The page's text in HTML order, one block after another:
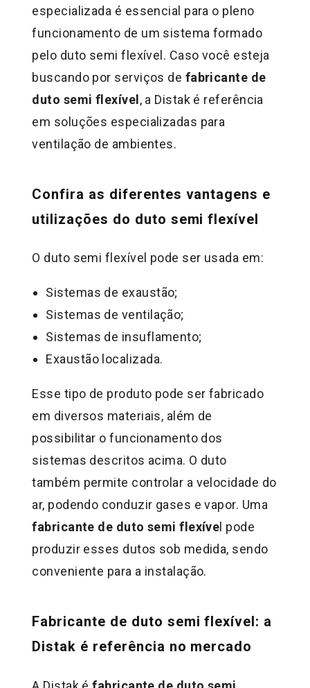
especializada é essencial para o pleno
funcionamento de um sistema formado
pelo duto semi flexível. Caso você esteja
buscando por serviços de fabricante de
duto semi flexível, a Distak é referência
em soluções especializadas para
ventilação de ambientes.
Confira as diferentes vantagens e
utilizações do duto semi flexível
O duto semi flexível pode ser usada em:
Sistemas de exaustão;
Sistemas de ventilação;
Sistemas de insuflamento;
Exaustão localizada.
Esse tipo de produto pode ser fabricado
em diversos materiais, além de
possibilitar o funcionamento dos
sistemas descritos acima. O duto
também permite controlar a velocidade do
ar, podendo conduzir gases e vapor. Uma
fabricante de duto semi flexíve l pode
produzir esses dutos sob medida, sendo
conveniente para a instalação.
Fabricante de duto semi flexível: a
Distak é referência no mercado